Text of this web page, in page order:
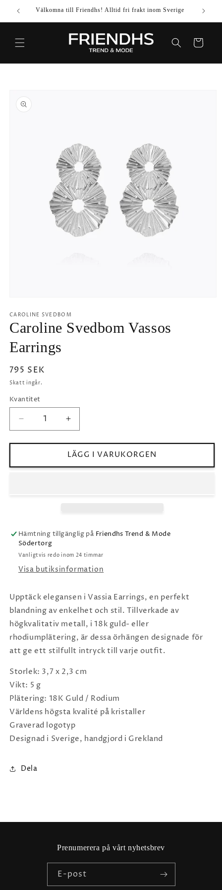
VIDARE
TILL
INNEHÅLL
Välkomna till Friendhs! Alltid fri frakt inom Sverige Använd
Varukorg
TILL
1
modalfönster
CAROLINE SVEDBOM
Caroline Svedbom Vassos
Earrings
Ordinarie
pris
795 SEK
Skatt ingår.
Kvantitet
Minska
kvantitet
för
Svedbom
Öka
kvantitet
för
Caroline
Svedbom
LÄGG I VARUKORGEN
Hämtning tillgänglig på Friendhs Trend & Mode
Södertorg
Vanligtvis redo inom 24 timmar
Visa butiksinformation
Upptäck elegansen i Vassia Earrings, en perfekt
blandning av enkelhet och stil. Tillverkade av
högkvalitativ metall, i 18k guld- eller
rhodiumplätering, är dessa örhängen designade för
att ge ett stilfullt intryck till varje outfit.
Storlek: 3,7 x 2,3 cm
Vikt: 5 g
Plätering: 18K Guld / Rodium
Världens högsta kvalité på kristaller
Graverad logotyp
Designad i Sverige, handgjord i Grekland
Dela
Prenumerera på vårt nyhetsbrev
E-post